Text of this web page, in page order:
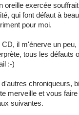
oreille exercée
qui font défaut à
pour moi.
il m'énerve un
tous les défauts
:-)
chroniqueurs,
merveille et vous
suivantes.